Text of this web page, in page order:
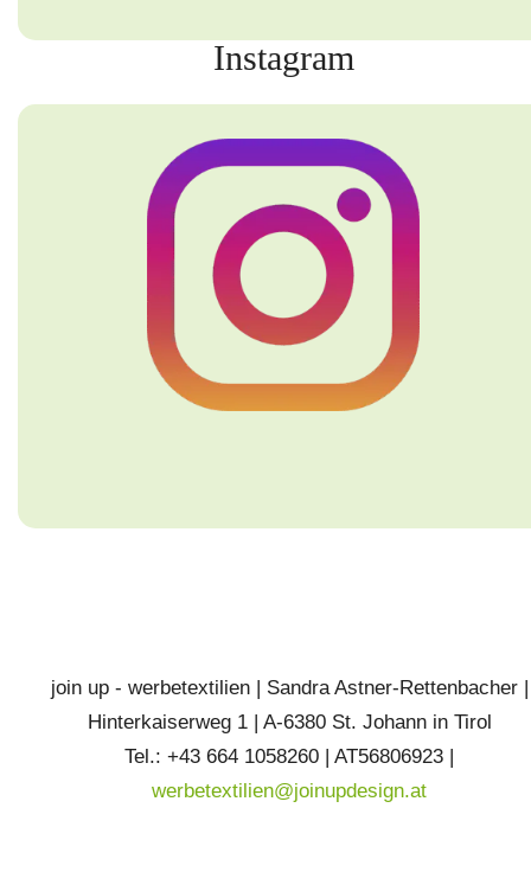
Instagram
join up - werbetextilien | Sandra Astner-Rettenbacher |
Hinterkaiserweg 1 | A-6380 St. Johann in Tirol
Tel.: +43 664 1058260 | AT56806923 |
werbetextilien@joinupdesign.at